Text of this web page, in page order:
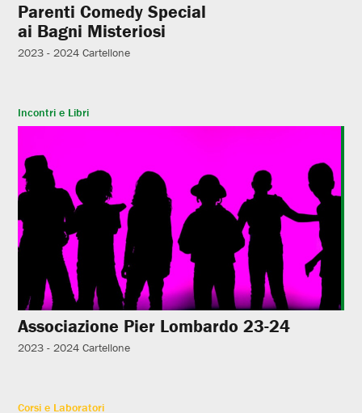
Parenti Comedy Special
ai Bagni Misteriosi
2023 - 2024 Cartellone
Incontri e Libri
Associazione Pier Lombardo 23-24
2023 - 2024 Cartellone
Corsi e Laboratori